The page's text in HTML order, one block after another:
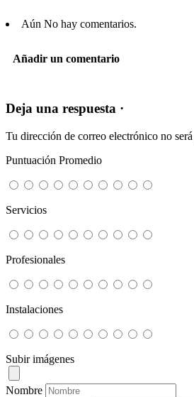
Aún No hay comentarios.
Añadir un comentario
Deja una respuesta ·
Tu dirección de correo electrónico no
Puntuación Promedio
Servicios
Profesionales
Instalaciones
Subir imágenes
Nombre